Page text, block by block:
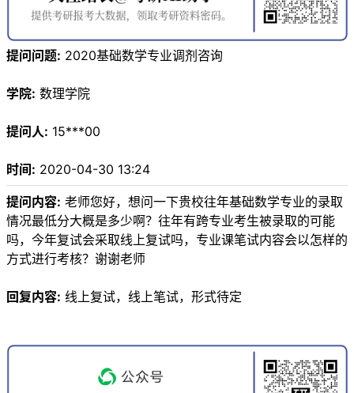
提问问题: 2020基础数学专业调剂咨询
学院: 数理学院
提问人: 15***00
时间: 2020-04-30 13:24
提问内容: 老师您好，想问一下贵校往年基础数学专业的录取
情况最低分大概是多少啊？往年有跨专业考生被录取的可能
吗，今年复试会采取线上复试吗，专业课笔试内容会以怎样的
方式进行考核？谢谢老师
回复内容: 线上复试，线上笔试，形式待定